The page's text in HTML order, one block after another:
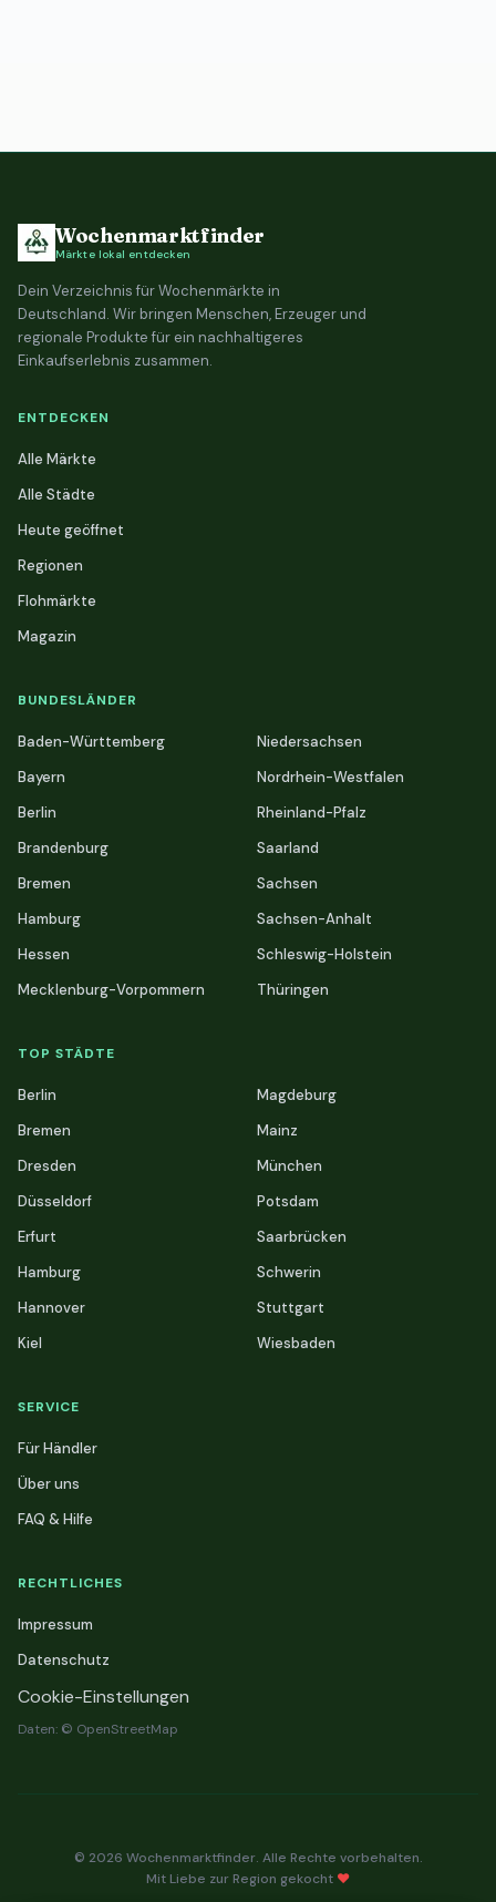
Wochenmarktfinder
Märkte lokal entdecken
Dein Verzeichnis für Wochenmärkte in
Deutschland. Wir bringen Menschen, Erzeuger und
regionale Produkte für ein nachhaltigeres
Einkaufserlebnis zusammen.
ENTDECKEN
Alle Märkte
Alle Städte
Heute geöffnet
Regionen
Flohmärkte
Magazin
BUNDESLÄNDER
Baden-Württemberg
Bayern
Berlin
Brandenburg
Bremen
Hamburg
Hessen
Mecklenburg-Vorpommern
Niedersachsen
Nordrhein-Westfalen
Rheinland-Pfalz
Saarland
Sachsen
Sachsen-Anhalt
Schleswig-Holstein
Thüringen
TOP STÄDTE
Berlin
Bremen
Dresden
Düsseldorf
Erfurt
Hamburg
Hannover
Kiel
Magdeburg
Mainz
München
Potsdam
Saarbrücken
Schwerin
Stuttgart
Wiesbaden
SERVICE
Für Händler
Über uns
FAQ & Hilfe
RECHTLICHES
Impressum
Datenschutz
Cookie-Einstellungen
Daten: © OpenStreetMap
© 2026 Wochenmarktfinder. Alle Rechte vorbehalten.
Mit Liebe zur Region gekocht ❤